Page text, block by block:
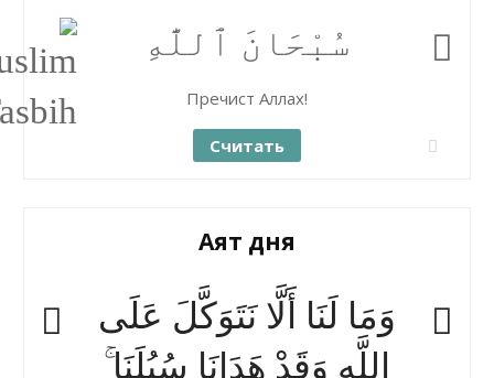
سُبْحَانَ ٱللَّٰهِ
Пречист Аллах!
Считать
Аят дня
وَمَا لَنَا أَلَّا نَتَوَكَّلَ عَلَى
اللَّهِ وَقَدْ هَدَانَا سُبُلَنَا ۚ